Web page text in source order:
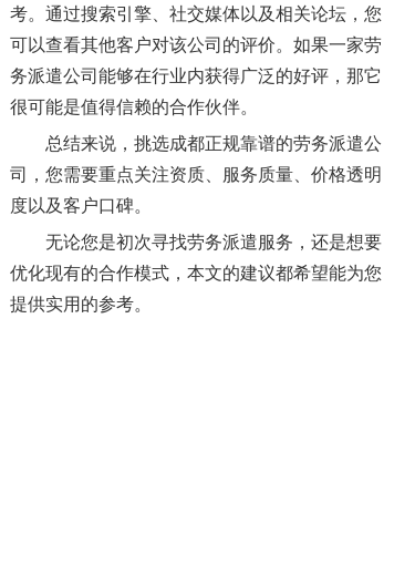
考。通过搜索引擎、社交媒体以及相关论坛，您
可以查看其他客户对该公司的评价。如果一家劳
务派遣公司能够在行业内获得广泛的好评，那它
很可能是值得信赖的合作伙伴。
总结来说，挑选成都正规靠谱的劳务派遣公
司，您需要重点关注资质、服务质量、价格透明
度以及客户口碑。
无论您是初次寻找劳务派遣服务，还是想要
优化现有的合作模式，本文的建议都希望能为您
提供实用的参考。